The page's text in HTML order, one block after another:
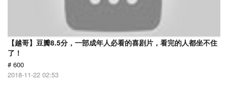
【越哥】豆瓣8.5分，一部成年人必看的喜剧片，看完的人都坐不住
了！
# 600
2018-11-22 02:53